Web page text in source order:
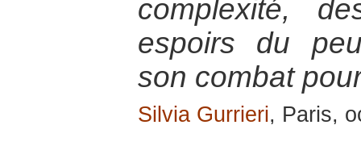
complexité,
espoirs du
son combat
Silvia Gurrieri, Paris,